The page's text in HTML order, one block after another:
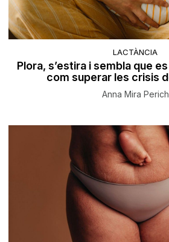
LACTÀNCIA
Plora, s’estira i sembla que
com superar les crisis
Anna Mira Perich